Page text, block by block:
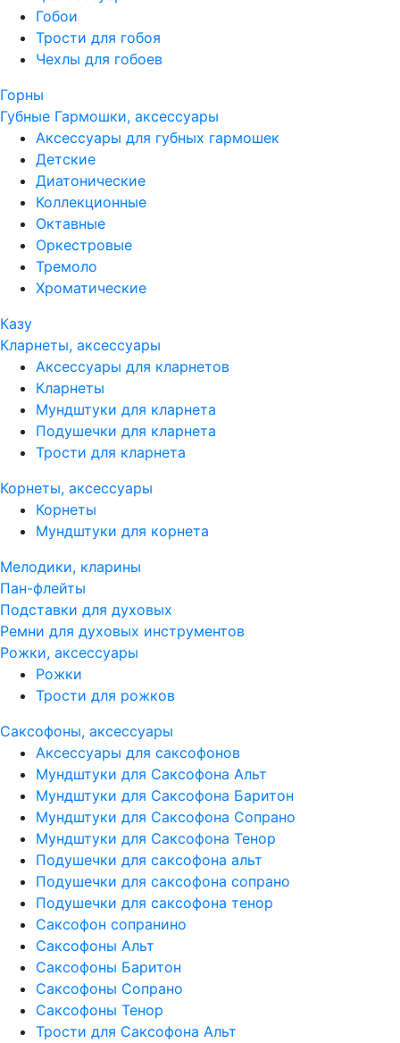
Гобои
Трости для гобоя
Чехлы для гобоев
Горны
Губные Гармошки, аксессуары
Аксессуары для губных гармошек
Детские
Диатонические
Коллекционные
Октавные
Оркестровые
Тремоло
Хроматические
Казу
Кларнеты, аксессуары
Аксессуары для кларнетов
Кларнеты
Мундштуки для кларнета
Подушечки для кларнета
Трости для кларнета
Корнеты, аксессуары
Корнеты
Мундштуки для корнета
Мелодики, кларины
Пан-флейты
Подставки для духовых
Ремни для духовых инструментов
Рожки, аксессуары
Рожки
Трости для рожков
Саксофоны, аксессуары
Аксессуары для саксофонов
Мундштуки для Саксофона Альт
Мундштуки для Саксофона Баритон
Мундштуки для Саксофона Сопрано
Мундштуки для Саксофона Тенор
Подушечки для саксофона альт
Подушечки для саксофона сопрано
Подушечки для саксофона тенор
Саксофон сопранино
Саксофоны Альт
Саксофоны Баритон
Саксофоны Сопрано
Саксофоны Тенор
Трости для Саксофона Альт